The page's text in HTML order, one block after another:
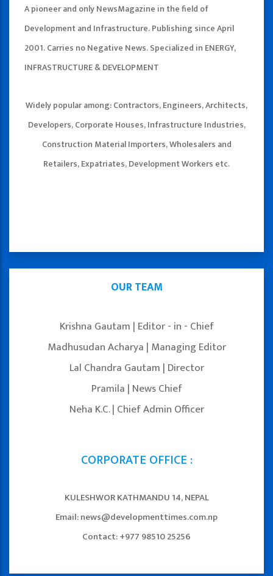
A pioneer and only NewsMagazine in the field of
Development and Infrastructure. Publishing since April
2001. Carries no Negative News. Specialized in ENERGY,
INFRASTRUCTURE & DEVELOPMENT
Widely popular among: Contractors, Engineers, Architects,
Developers, Corporate Houses, Infrastructure Industries,
Construction Material Importers, Wholesalers and
Retailers, Expatriates, Development Workers etc.
OUR TEAM
Krishna Gautam | Editor - in - Chief
Madhusudan Acharya | Managing Editor
Lal Chandra Gautam | Director
Pramila | News Chief
Neha K.C. | Chief Admin Officer
CORPORATE OFFICE :
KULESHWOR KATHMANDU 14, NEPAL
Email: news@developmenttimes.com.np
Contact: +977 98510 25256